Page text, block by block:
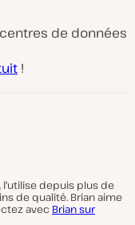
de données
!
l'utilise depuis plus de
de qualité. Brian aime
avec Brian sur